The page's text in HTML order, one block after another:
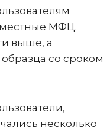
местные МФЦ.
выше, а
со сроком
несколько